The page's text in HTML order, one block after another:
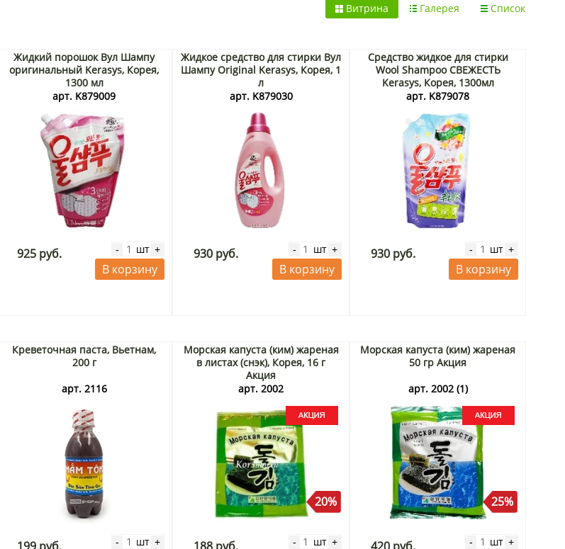
Список
Галерея
Витрина
Жидкий порошок Вул Шампу
оригинальный Kerasys, Корея,
1300 мл
арт. K879009
925 руб. - шт +
В корзину
Жидкое средство для стирки Вул
Шампу Original Kerasys, Корея, 1
л
арт. K879030
930 руб. - шт +
В корзину
Средство жидкое для стирки
Wool Shampoo СВЕЖЕСТЬ
Kerasys, Корея, 1300мл
арт. K879078
930 руб. - шт +
В корзину
Креветочная паста, Вьетнам,
200 г
арт. 2116
199 руб. - шт +
Морская капуста (ким) жареная
в листах (снэк), Корея, 16 г
Акция
арт. 2002
20%
188 руб. - шт +
Морская капуста (ким) жареная
50 гр Акция
арт. 2002 (1)
25%
420 руб. - шт +